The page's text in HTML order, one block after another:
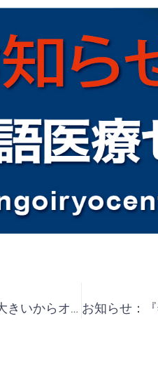
お知らせ：「錠剤のサイズが大きいからオーストラリアの薬は強い？！」